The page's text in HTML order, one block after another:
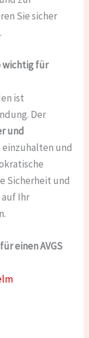
Sie sicher
wichtig für
ist
Der
und
einzuhalten und
Sicherheit und
auf Ihr
für einen AVGS